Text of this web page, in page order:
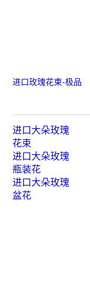
进口玫瑰花束-极品
进口大朵玫瑰
花束
进口大朵玫瑰
瓶装花
进口大朵玫瑰
盆花